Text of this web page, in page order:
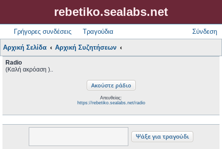
rebetiko.sealabs.net
Γρήγορες συνδέσεις Τραγούδια Σύνδεση
Αρχική Σελίδα Αρχική Συζητήσεων
Radio
(Καλή ακρόαση )..
Απευθείας:
https://rebetiko.sealabs.net/radio